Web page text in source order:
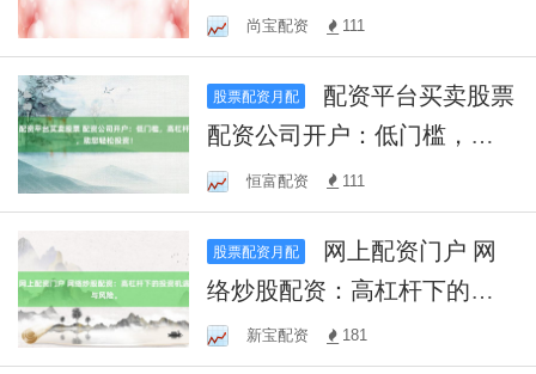
航！尚宝配资 111
股票配资月配
配资公司开户：低门槛，高
杠杆，助您轻松投资！
恒富配资 111
股票配资月配
络炒股配资：高杠杆下的投
资机遇与风险。
新宝配资 181